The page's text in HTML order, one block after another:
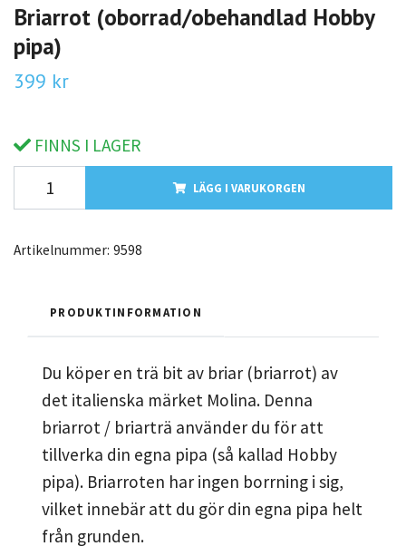
Briarrot (oborrad/obehandlad Hobby
pipa)
399 kr
FINNS I LAGER
LÄGG I VARUKORGEN
Artikelnummer: 9598
PRODUKTINFORMATION
Du köper en trä bit av briar (briarrot) av
det italienska märket Molina. Denna
briarrot / briarträ använder du för att
tillverka din egna pipa (så kallad Hobby
pipa). Briarroten har ingen borrning i sig,
vilket innebär att du gör din egna pipa helt
från grunden.